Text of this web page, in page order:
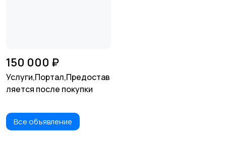
150 000 ₽
Услуги,Портал,Предостав
ляется после покупки
Все объявление